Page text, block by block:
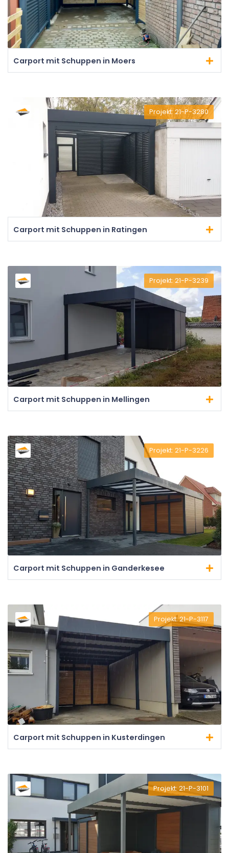
Carport mit Schuppen in Moers
Projekt: 21-P-3280
Carport mit Schuppen in Ratingen
Projekt: 21-P-3239
Carport mit Schuppen in Mellingen
Projekt: 21-P-3226
Carport mit Schuppen in Ganderkesee
Projekt: 21-P-3117
Carport mit Schuppen in Kusterdingen
Projekt: 21-P-3101